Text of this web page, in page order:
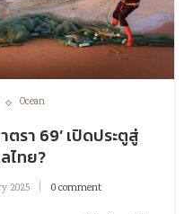
Ocean
ตรา 69’ เปิดประตูสู่
ไทย?
2025 0 comment